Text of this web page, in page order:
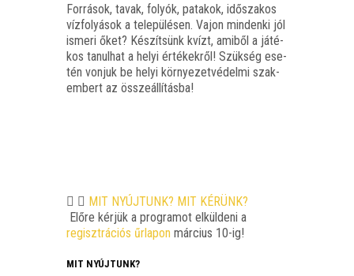
For­rá­sok, tavak, folyók, pata­kok, idő­sza­kos
víz­fo­lyá­sok a tele­pü­lé­sen. Vajon min­den­ki jól
isme­ri őket? Készít­sünk kvízt, ami­ből a játé­
kos tanul­hat a helyi érté­kek­ről! Szük­ség ese­
tén von­juk be helyi kör­nye­zet­vé­del­mi szak­
em­bert az összeállításba!
MIT NYÚJTUNK? MIT KÉRÜNK?
Elő­re kér­jük a prog­ra­mot elkül­de­ni a
regiszt­rá­ci­ós űrla­pon már­ci­us 10-ig!
MIT NYÚJTUNK?